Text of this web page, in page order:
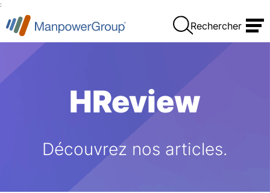
:
Rechercher
HReview
Découvrez nos articles.